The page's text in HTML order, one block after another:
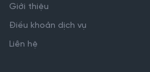
Giới thiệu
Điều khoản dịch vụ
Liên hệ